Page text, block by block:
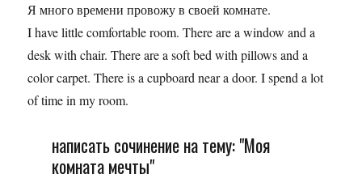
Я много времени провожу в своей комнате.
I have little comfortable room. There are a window and a
desk with chair. There are a soft bed with pillows and a
color carpet. There is a cupboard near a door. I spend a lot
of time in my room.
написать сочинение на тему: "Моя
комната мечты"